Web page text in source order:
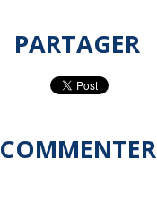
PARTAGER
COMMENTER